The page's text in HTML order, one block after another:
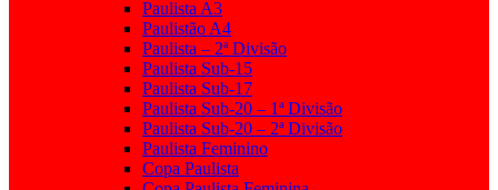
Paulista A3
Paulistão A4
Paulista – 2ª Divisão
Paulista Sub-15
Paulista Sub-17
Paulista Sub-20 – 1ª Divisão
Paulista Sub-20 – 2ª Divisão
Paulista Feminino
Copa Paulista